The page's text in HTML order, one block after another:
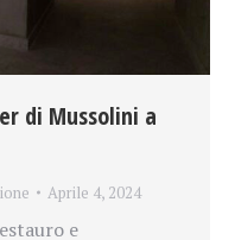
di Mussolini a
Aprile 4, 2024
e